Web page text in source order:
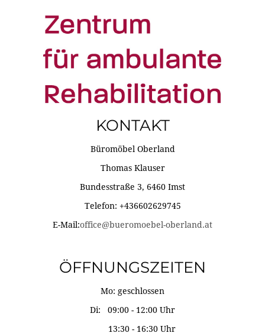
KONTAKT
Büromöbel Oberland
Thomas Klauser
Bundesstraße 3, 6460 Imst
Telefon: +436602629745
E-Mail:office@bueromoebel-oberland.at
ÖFFNUNGSZEITEN
Mo: geschlossen
Di: 09:00 - 12:00 Uhr
13:30 - 16:30 Uhr